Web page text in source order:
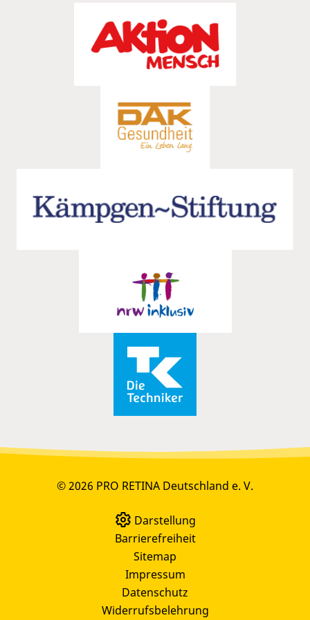
© 2026 PRO RETINA Deutschland e. V.
Darstellung
Barrierefreiheit
Sitemap
Impressum
Datenschutz
Widerrufsbelehrung